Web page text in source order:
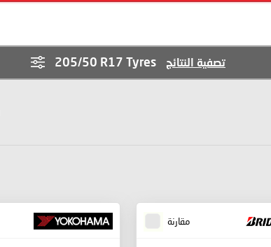
تصفية النتائج 205/50 R17 Tyres
مقارنة